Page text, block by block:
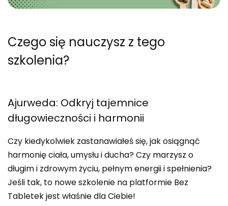
Czego się nauczysz z tego
szkolenia?
Ajurweda: Odkryj tajemnice
długowieczności i harmonii
Czy kiedykolwiek zastanawiałeś się, jak osiągnąć
harmonię ciała, umysłu i ducha? Czy marzysz o
długim i zdrowym życiu, pełnym energii i spełnienia?
Jeśli tak, to nowe szkolenie na platformie Bez
Tabletek jest właśnie dla Ciebie!